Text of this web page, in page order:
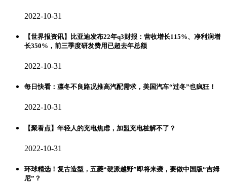
2022-10-31
【世界报资讯】比亚迪发布22年q3财报：营收增长115%、净利润增
长350%，前三季度研发费用已超去年总额
2022-10-31
每日快看：凛冬不良路况推高汽配需求，美国汽车“过冬”也疯狂！
2022-10-31
【聚看点】年轻人的充电焦虑，加盟充电桩解不了？
2022-10-31
环球精选！复古造型，五菱“硬派越野”即将来袭，要做中国版“吉姆
尼”？